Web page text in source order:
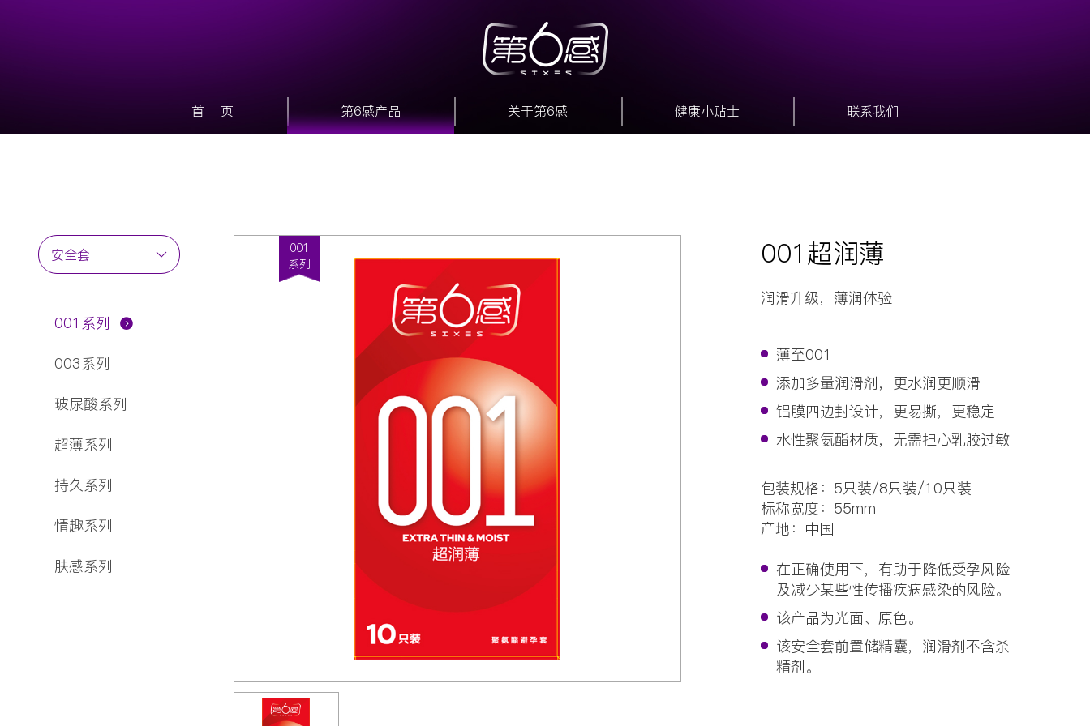
首 页 第6感产品 关于第6感 健康小贴士 联系我们
安全套
延时喷剂
001系列
003系列
玻尿酸系列
超薄系列
持久系列
情趣系列
肤感系列
001
系列
001超润薄
润滑升级，薄润体验
薄至001
添加多量润滑剂，更水润更顺滑
铝膜四边封设计，更易撕，更稳定
水性聚氨酯材质，无需担心乳胶过敏
包装规格：5只装/8只装/10只装
标称宽度：55mm
产地：中国
在正确使用下，有助于降低受孕风险
及减少某些性传播疾病感染的风险。
该产品为光面、原色。
该安全套前置储精囊，润滑剂不含杀
精剂。